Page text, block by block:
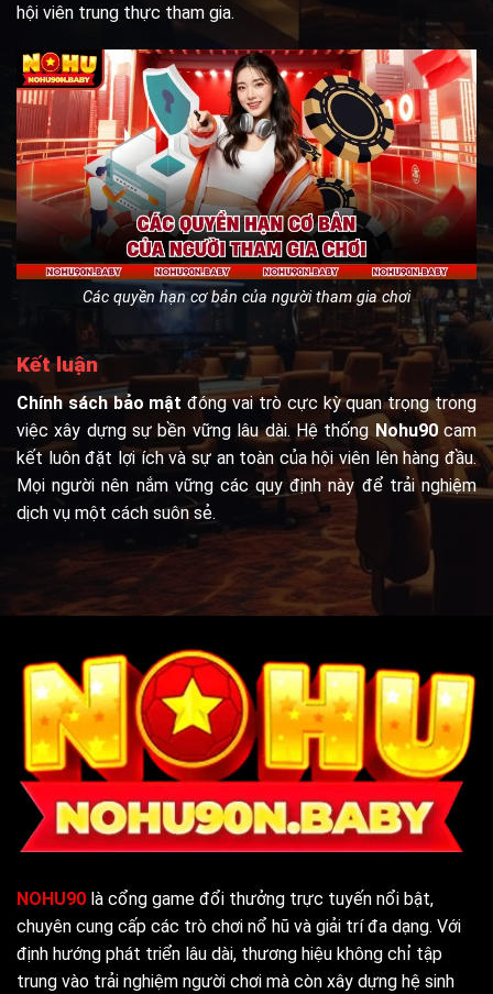
hội viên trung thực tham gia.
Các quyền hạn cơ bản của người tham gia chơi
Kết luận
Chính sách bảo mật đóng vai trò cực kỳ quan trọng trong
việc xây dựng sự bền vững lâu dài. Hệ thống Nohu90cam
kết luôn đặt lợi ích và sự an toàn của hội viên lên hàng đầu.
Mọi người nên nắm vững các quy định này để trải nghiệm
dịch vụ một cách suôn sẻ.
NOHU90 là cổng game đổi thưởng trực tuyến nổi bật,
chuyên cung cấp các trò chơi nổ hũ và giải trí đa dạng. Với
định hướng phát triển lâu dài, thương hiệu không chỉ tập
trung vào trải nghiệm người chơi mà còn xây dựng hệ sinh